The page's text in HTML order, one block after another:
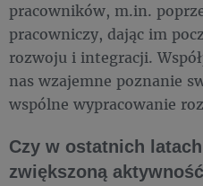
pracowników, m.in.
pracowniczy, dając im
rozwoju i integracji.
nas wzajemne poznanie
wspólne wypracowanie
Czy w ostatnich
zwiększoną